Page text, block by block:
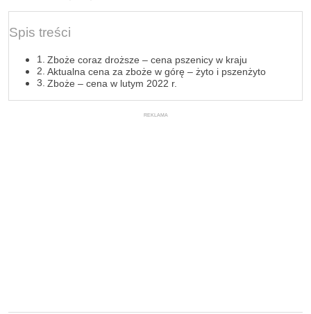
Spis treści
Zboże coraz droższe – cena pszenicy w kraju
Aktualna cena za zboże w górę – żyto i pszenżyto
Zboże – cena w lutym 2022 r.
REKLAMA